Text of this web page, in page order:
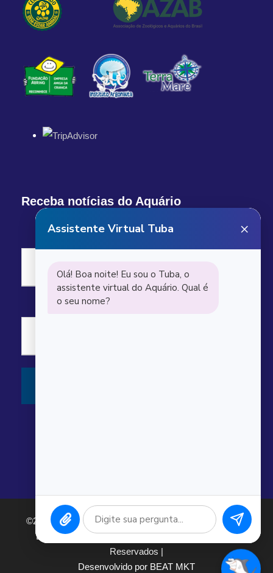
Receba notícias do Aquário
©2026 Argonauta Comércio e Serviços Oceanográficos
Ltda. CNPJ: 00.643.743/0001-80. Todos os direitos
Reservados |
Desenvolvido por BEAT MKT